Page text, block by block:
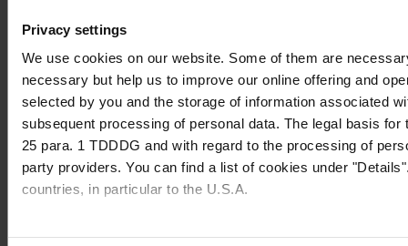
Privacy settings
We use cookies on our website. Some of them are
necessary but help us to improve our online offering and
selected by you and the storage of information associated
subsequent processing of personal data. The legal basis
25 para. 1 TDDDG and with regard to the processing of
party providers. You can find a list of cookies under
countries, in particular to the U.S.A.